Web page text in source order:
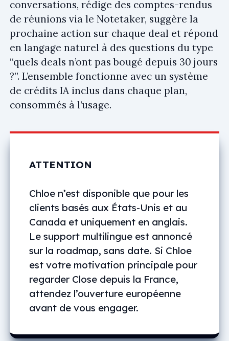
conversations, rédige des comptes-rendus
de réunions via le Notetaker, suggère la
prochaine action sur chaque deal et répond
en langage naturel à des questions du type
“quels deals n’ont pas bougé depuis 30 jours
?”. L’ensemble fonctionne avec un système
de crédits IA inclus dans chaque plan,
consommés à l’usage.
ATTENTION
Chloe n’est disponible que pour les
clients basés aux États-Unis et au
Canada et uniquement en anglais.
Le support multilingue est annoncé
sur la roadmap, sans date. Si Chloe
est votre motivation principale pour
regarder Close depuis la France,
attendez l’ouverture européenne
avant de vous engager.